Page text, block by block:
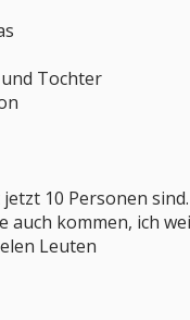
Tochter
10 Personen sind.
auch kommen, ich
Leuten